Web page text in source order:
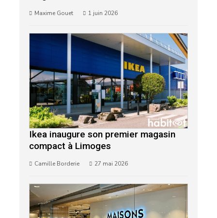
Maxime Gouet 1 juin 2026
Ikea inaugure son premier magasin
compact à Limoges
Camille Borderie 27 mai 2026